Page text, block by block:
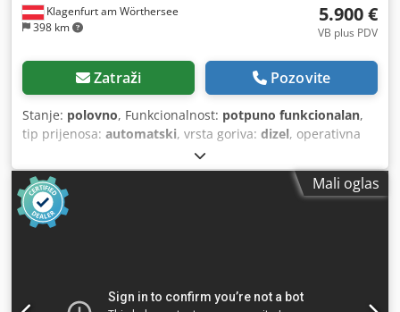
Klagenfurt am Wörthersee
398 km
5.900 €
VB plus PDV
Zatraži Pozovite
Stanje: polovno, Funkcionalnost: potpuno funkcionalan,
tip prijenosa: automatski, vrsta goriva: dizel, operativna
, konfiguracija osovina:
registracija:10/1977, Godina izgradnje:1977, Oprema:
hidraulika
Mali oglas